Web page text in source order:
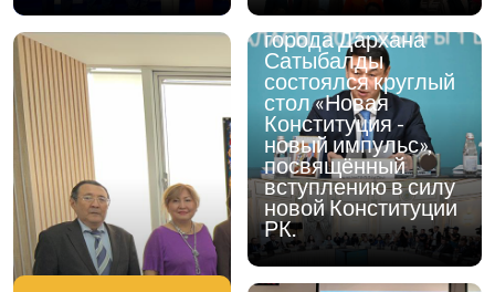
участии акима
города Дархана
Сатыбалды
состоялся круглый
стол «Новая
Конституция -
новый импульс»,
посвящённый
вступлению в силу
новой Конституции
РК.